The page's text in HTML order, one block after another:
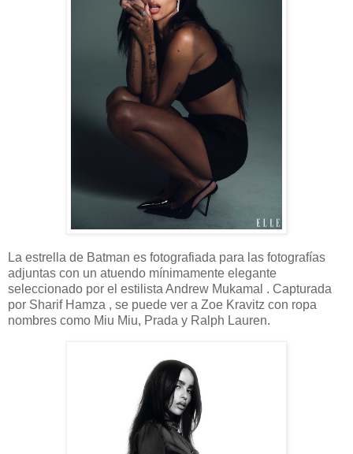
La estrella de Batman es fotografiada para las fotografías
adjuntas con un atuendo mínimamente elegante
seleccionado por el estilista Andrew Mukamal . Capturada
por Sharif Hamza , se puede ver a Zoe Kravitz con ropa
nombres como Miu Miu, Prada y Ralph Lauren.